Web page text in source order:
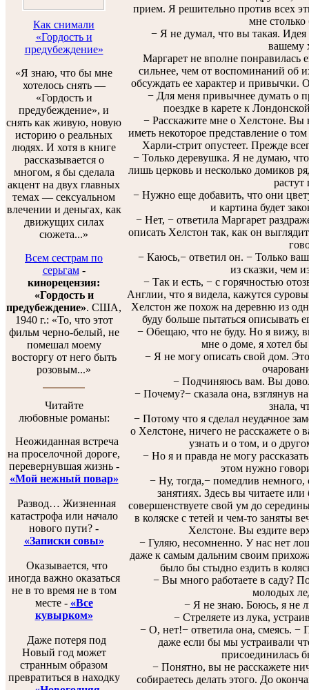
Как снимали
«Гордость и
предубеждение»
«Я знаю, что бы мне
хотелось снять —
«Гордость и
предубеждение», и
снять как живую, новую
историю о реальных
людях. И хотя в книге
рассказывается о
многом, я бы сделала
акцент на двух главных
темах — сексуальном
влечении и деньгах, как
движущих силах
сюжета...»
Всем сестрам по
серьгам-
кинорецензия:
«Гордость и
предубеждение». США,
1940 г.: «То, что этот
фильм черно-белый, не
помешал моему
восторгу от него быть
розовым...»
Читайте
любовные романы:
Неожиданная встреча
на проселочной дороге,
перевернувшая жизнь -
«Мой нежный повар»
Развод… Жизненная
катастрофа или начало
нового пути? -
«Записки совы»
Оказывается, что
иногда важно оказаться
не в то время не в том
месте - «Все
кувырком»
Даже потеря под
Новый год может
странным образом
превратиться в находку
прием. Я решительно против всех
мне столько
− Я не думал, что вы такая. Идея
вашему
Маргарет не вполне понравилась
сильнее, чем от воспоминаний об
обсуждать ее характер и привычки.
− Для меня привычнее думать о
поездке в карете к
− Расскажите мне о Хелстоне. Вы
иметь некоторое представление о
Харли-стрит опустеет. Прежде
− Только деревушка. Я не думаю,
лишь церковь и несколько домиков
растут
− Нужно еще добавить, что они
и картина будет
− Нет, − ответила Маргарет
описать Хелстон так, как он
− Каюсь,− ответил он. − Только
из сказки, чем
− Так и есть, − с горячностью
Англии, что я видела, кажутся
Хелстон же похож на деревню из
буду больше пытаться описывать
− Обещаю, что не буду. Но я вижу,
мне о доме, я хотел
− Я не могу описать свой дом.
− Подчиняюсь вам. Вы
− Почему?− сказала она, взглянув
знала,
− Потому что я сделал неудачное
о Хелстоне, ничего не расскажете о
узнать и о том, и о
− Но я и правда не могу
этом нужно
− Ну, тогда,− помедлив немного,
занятиях. Здесь вы читаете
совершенствуете свой ум до
в коляске с тетей и чем-то заняты
Хелстоне. Вы ездите
− Гуляю, несомненно. У нас нет
даже к самым дальним своим
было бы стыдно ездить в
− Вы много работаете в саду?
молодых
− Я не знаю. Боюсь, я не
− Стреляете из лука,
− О, нет!− ответила она, смеясь.
даже если бы мы устраивали
присоединилась
− Понятно, вы не расскажете
собираетесь делать этого. До